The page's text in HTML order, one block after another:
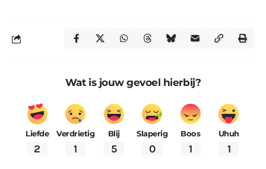
Wat is jouw gevoel hierbij?
Liefde
2
Verdrietig
1
Blij
5
Slaperig
0
Boos
1
Uhuh
1